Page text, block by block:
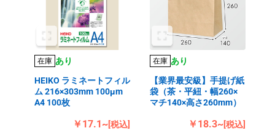
在庫 あり
HEIKO ラミネートフィル
ム 216×303mm 100μm
A4 100枚
￥17.1~[税込]
在庫 あり
【業界最安級】手提げ紙
袋（茶・平紐・幅260×
マチ140×高さ260mm）
￥18.3~[税込]